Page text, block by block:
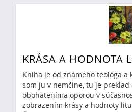
KRÁSA A HODNOTA
Kniha je od známeho teológa a
som ju v nemčine, tu je preklad
obohateníma oporou v
zobrazením krásy a hodnoty